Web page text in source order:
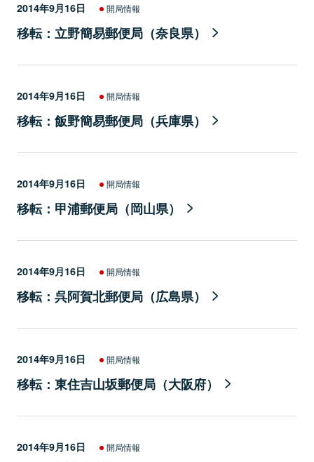
2014年9月16日 開局情報
移転：立野簡易郵便局（奈良県）
2014年9月16日 開局情報
移転：飯野簡易郵便局（兵庫県）
2014年9月16日 開局情報
移転：甲浦郵便局（岡山県）
2014年9月16日 開局情報
移転：呉阿賀北郵便局（広島県）
2014年9月16日 開局情報
移転：東住吉山坂郵便局（大阪府）
2014年9月16日 開局情報